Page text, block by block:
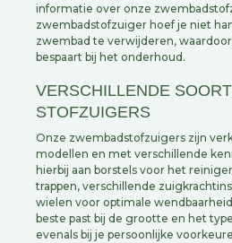
informatie over onze
zwembadstofzuiger hoef je niet
zwembad te verwijderen,
bespaart bij het onderhoud.
VERSCHILLENDE
STOFZUIGERS
Onze zwembadstofzuigers zijn
modellen en met verschillende
hierbij aan borstels voor het
trappen, verschillende
wielen voor optimale
beste past bij de grootte en het
evenals bij je persoonlijke